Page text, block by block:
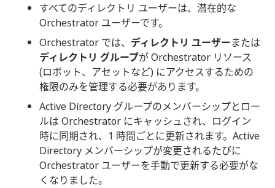
すべてのディレクトリ ユーザーは、潜在的な
Orchestrator ユーザーです。
Orchestrator では、 ディレクトリ ユーザーまたは
ディレクトリ グループが Orchestrator リソース
(ロボット、アセットなど) にアクセスするための
権限のみを管理する必要があります。
Active Directory グループのメンバーシップとロー
ルは Orchestrator にキャッシュされ、ログイン
時に同期され、1 時間ごとに更新されます。Active
Directory メンバーシップが変更されるたびに
Orchestrator ユーザーを手動で更新する必要がな
くなりました。